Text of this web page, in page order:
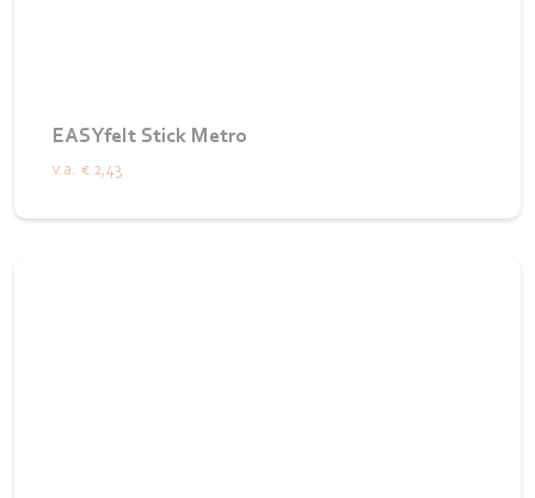
EASYfelt Stick Metro
v.a. € 2,43